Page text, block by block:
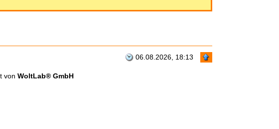
06.08.2026, 18:13
von WoltLab® GmbH